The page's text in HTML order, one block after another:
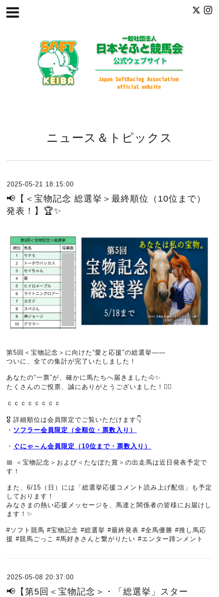
ニュース＆トピックス
2025-05-21 18:15:00
📢【＜宝物記念 総選挙＞最終順位（10位まで）
発表！】🏆✨
第5回＜宝物記念＞に向けた“愛と応援”の総選挙――
ついに、全ての集計が完了いたしました！
あなたの“一票”が、確かに馬たちへ届きました🐴✨
たくさんのご投票、誠にありがとうございました！🙇‍♂️
ｃｃｃｃｃｃｃｃ
🎖️ 詳細順位は会員限定でご覧いただけます👇
・ ソフラー会員限定（全順位・票数入り）
・ ぐにゃ～ん会員限定（10位まで・票数入り）
📅 ＜宝物記念＞および＜たなぼた賞＞の出走馬は近日発表予定で
す！
また、6/15（日）には「総選挙応援コメント読み上げ配信」も予定
しております！
みなさまの熱い応援メッセージを、馬達と関係者の皆様にお届けし
ます！✨
#ソフト競馬 #宝物記念 #総選挙 #最終発表 #全馬優勝 #推し馬応
援 #競馬ごっこ #馬好きさんと繋がりたい #エンター蹄ンメント
2025-05-08 20:37:00
📢【第5回＜宝物記念＞・「総選挙」スター